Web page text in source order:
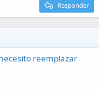
Responder
reemplazar